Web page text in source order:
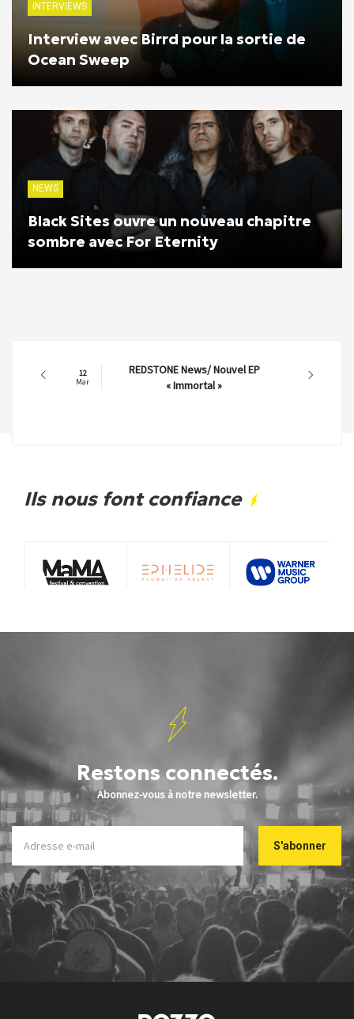
INTERVIEWS
Interview avec Birrd pour la sortie de
Ocean Sweep
NEWS
Black Sites ouvre un nouveau chapitre
sombre avec For Eternity
12
Mar
REDSTONE News/ Nouvel EP
« Immortal »
Ils nous font confiance
Restons connectés.
Abonnez-vous à notre newsletter.